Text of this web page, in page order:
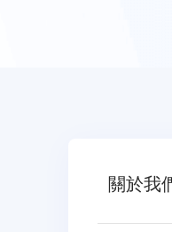
關於我